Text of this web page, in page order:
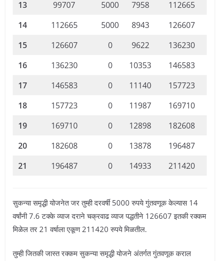
13
99707 5000 7958
112665
14
112665 5000 8943
126607
15
126607 0 9622
136230
16
136230 0 10353
146583
17
146583 0 11140
157723
18
157723 0 11987
169710
19
169710 0 12898
182608
20
182608 0 13878
196487
21
196487 0 14933 211420
सुकन्या समृद्धी योजनेत जर तुम्ही दरवर्षी 5000 रुपये गुंतवणूक केल्यास 14
वर्षांनी 7.6 टक्के व्याज दराने चक्रवाढ व्याज पद्धतीने 126607 इतकी रक्कम
मिळेल तर 21 वर्षाला एकूण 211420 रुपये मिळतील.
तुम्ही जितकी जास्त रक्कम सुकन्या समृद्धी योजने अंतर्गत गुंतवणूक कराल